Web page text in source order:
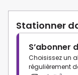
Stationner
S’abonner
Choisissez un
régulièrement